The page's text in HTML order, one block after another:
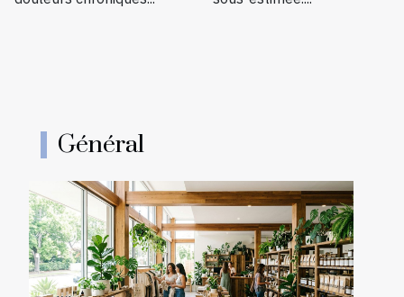
Général